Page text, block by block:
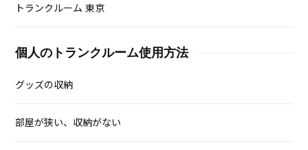
トランクルーム 東京
個人のトランクルーム使用方法
グッズの収納
部屋が狭い、収納がない